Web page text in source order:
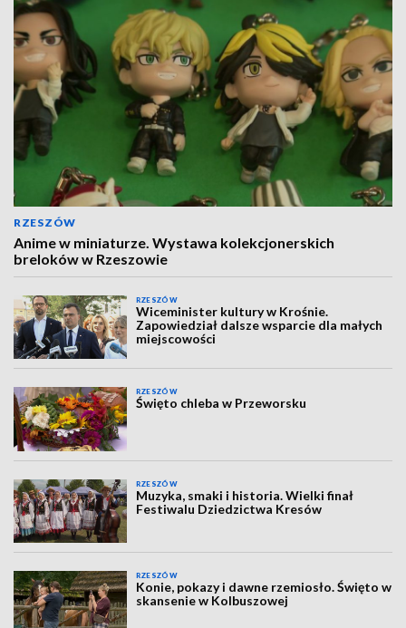
RZESZÓW
Anime w miniaturze. Wystawa kolekcjonerskich
breloków w Rzeszowie
RZESZÓW
Wiceminister kultury w Krośnie.
Zapowiedział dalsze wsparcie dla małych
miejscowości
RZESZÓW
Święto chleba w Przeworsku
RZESZÓW
Muzyka, smaki i historia. Wielki finał
Festiwalu Dziedzictwa Kresów
RZESZÓW
Konie, pokazy i dawne rzemiosło. Święto w
skansenie w Kolbuszowej